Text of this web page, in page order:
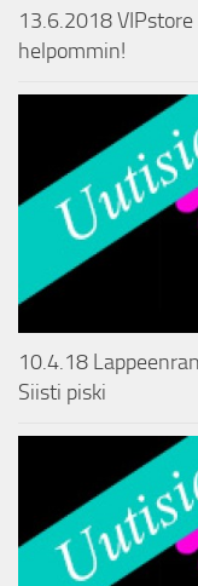
13.6.2018
helpommin!
10.4.18
Siisti piski